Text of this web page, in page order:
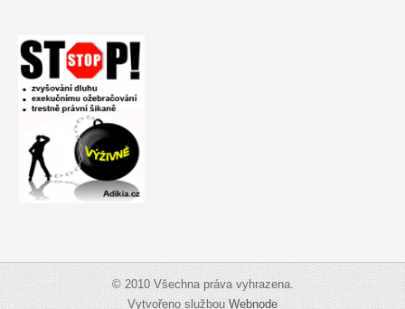
© 2010 Všechna práva vyhrazena.
Vytvořeno službouWebnode